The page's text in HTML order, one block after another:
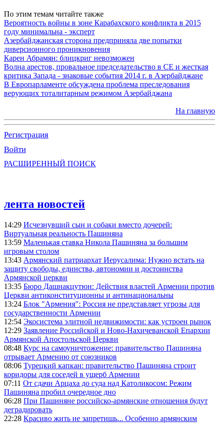
По этим темам читайте также
Вероятность войны в зоне Карабахского конфликта в 2015
году минимальна - эксперт
Азербайджанская сторона предприняла две попытки
диверсионного проникновения
Карен Абрамян: блицкриг невозможен
Волна арестов, провальное председательство в СЕ и жесткая
критика Запада - знаковые события 2014 г. в Азербайджане
В Европарламенте обсуждена проблема преследования
верующих тоталитарным режимом Азербайджана
На главную
Регистрация
Войти
РАСШИРЕННЫЙ ПОИСК
лента новостей
14:29 Исчезнувший сын и собаки вместо дочерей:
Виртуальная реальность Пашиняна
13:59 Маленькая ставка Никола Пашиняна за большим
игровым столом
13:43 Армянский патриархат Иерусалима: Нужно встать на
защиту свободы, единства, автономии и достоинства
Армянской церкви
13:35 Бюро Дашнакцутюн: Действия властей Армении против
Церкви антиконституционны и антинациональны
13:24 Блок "Армения": Россия не представляет угрозы для
государственности Армении
12:54 Экосистема элитной недвижимости: как устроен рынок
12:29 Заявление Российской и Ново-Нахичеванской Епархии
Армянской Апостольской Церкви
08:48 Курс на самоуничтожение: правительство Пашиняна
отрывает Армению от союзников
08:06 Турецкий капкан: правительство Пашиняна строит
коридоры для соседей в ущерб Армении
07:11 От сдачи Арцаха до суда над Католикосом: Режим
Пашиняна пробил очередное дно
06:28 При Пашиняне российско-армянские отношения будут
деградировать
22:28 Красиво жить не запретишь... Особенно армянским